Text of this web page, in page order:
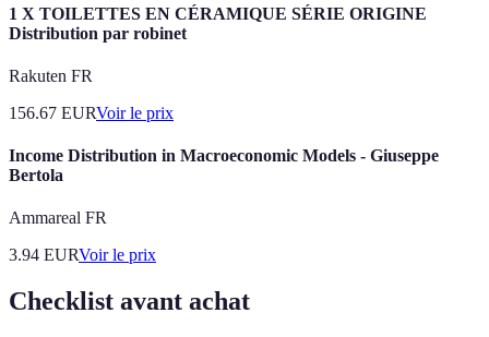
1 X TOILETTES EN CÉRAMIQUE SÉRIE ORIGINE
Distribution par robinet
Rakuten FR
156.67 EURVoir le prix
Income Distribution in Macroeconomic Models - Giuseppe
Bertola
Ammareal FR
3.94 EURVoir le prix
Checklist avant achat